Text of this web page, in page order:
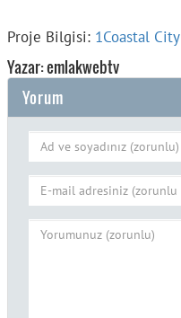
Proje Bilgisi: 1Coastal City
Yazar: emlakwebtv
Yorum